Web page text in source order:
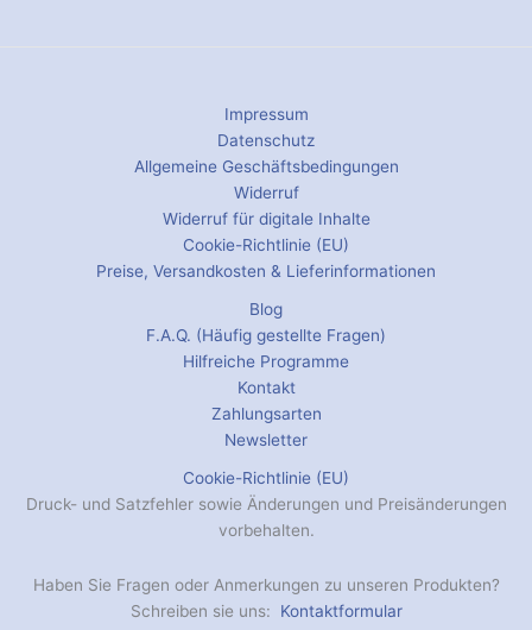
Impressum
Datenschutz
Allgemeine Geschäftsbedingungen
Widerruf
Widerruf für digitale Inhalte
Cookie-Richtlinie (EU)
Preise, Versandkosten & Lieferinformationen
Blog
F.A.Q. (Häufig gestellte Fragen)
Hilfreiche Programme
Kontakt
Zahlungsarten
Newsletter
Cookie-Richtlinie (EU)
Druck- und Satzfehler sowie Änderungen und Preisänderungen
vorbehalten.
Haben Sie Fragen oder Anmerkungen zu unseren Produkten?
Schreiben sie uns: Kontaktformular